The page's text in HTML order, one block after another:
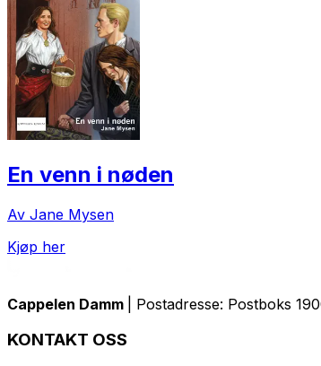
En venn i nøden
Av Jane Mysen
Kjøp her
Cappelen Damm | Postadresse: Postboks
KONTAKT OSS